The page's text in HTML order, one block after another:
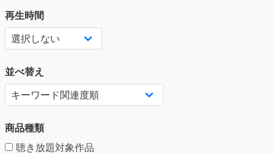
再生時間
並べ替え
商品種類
聴き放題対象作品